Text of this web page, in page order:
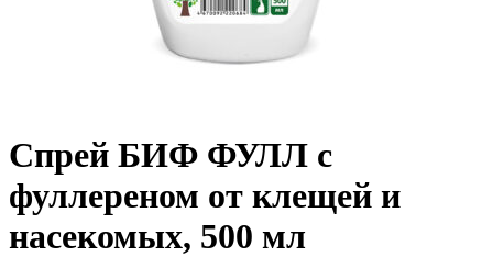
Спрей БИФ ФУЛЛ с
фуллереном от клещей и
насекомых, 500 мл